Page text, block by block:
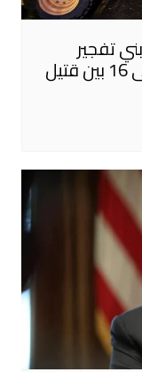
تفجير
جرمانا وحصيلة الضحايا ترتفع إلى 16 بين قتيل